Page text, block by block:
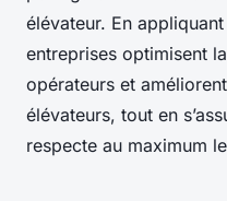
élévateur. En
entreprises optimisent
opérateurs et
élévateurs, tout en
respecte au maximum